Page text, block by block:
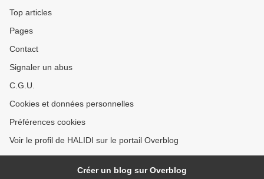
Top articles
Pages
Contact
Signaler un abus
C.G.U.
Cookies et données personnelles
Préférences cookies
Voir le profil de HALIDI sur le portail Overblog
Créer un blog sur Overblog